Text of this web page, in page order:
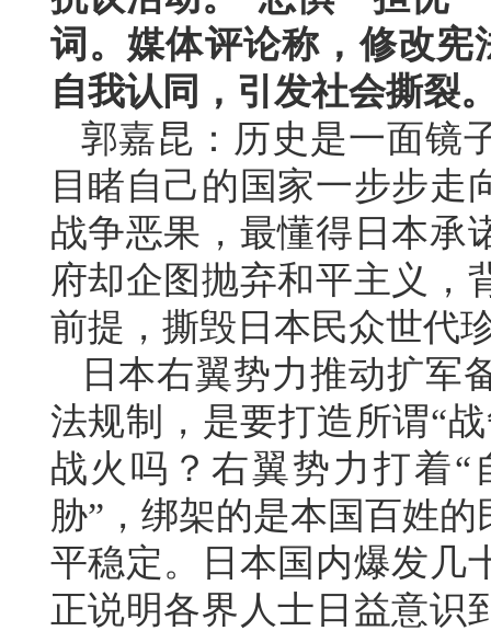
词。媒体评论称，修改宪
自我认同，引发社会撕裂
郭嘉昆：历史是一面镜
目睹自己的国家一步步走
战争恶果，最懂得日本承
府却企图抛弃和平主义，
前提，撕毁日本民众世代
日本右翼势力推动扩军
法规制，是要打造所谓“
战火吗？右翼势力打着“
胁”，绑架的是本国百姓
平稳定。日本国内爆发几
正说明各界人士日益意识